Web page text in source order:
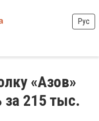
Рус
«Азов»
за 215 тыс.